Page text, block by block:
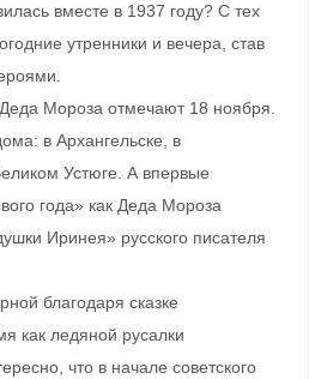
вместе в 1937 году? С тех
утренники и вечера, став
Мороза отмечают 18 ноября.
в Архангельске, в
Устюге. А впервые
года» как Деда Мороза
Иринея» русского писателя
благодаря сказке
как ледяной русалки
что в начале советского